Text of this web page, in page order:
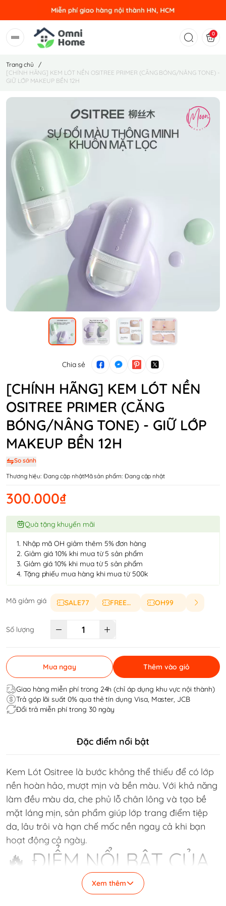
0
Trang chủ
/
[CHÍNH HÃNG] KEM LÓT NỀN OSITREE PRIMER (CĂNG BÓNG/NÂNG TONE) -
GIỮ LỚP MAKEUP BỀN 12H
Chia sẻ
[CHÍNH HÃNG] KEM LÓT NỀN
OSITREE PRIMER (CĂNG
BÓNG/NÂNG TONE) - GIỮ LỚP
MAKEUP BỀN 12H
So sánh
Thương hiệu: Đang cập nhậtMã sản phẩm: Đang cập nhật
300.000₫
Quà tặng khuyến mãi
1. Nhập mã OH giảm thêm 5% đơn hàng
2. Giảm giá 10% khi mua từ 5 sản phẩm
3. Giảm giá 10% khi mua từ 5 sản phẩm
4. Tặng phiếu mua hàng khi mua từ 500k
Mã giảm giá SALE77 FREESHIP OH99
Số lượng
Mua ngay Thêm vào giỏ
Giao hàng miễn phí trong 24h (chỉ áp dụng khu vực nội thành)
Trả góp lãi suất 0% qua thẻ tín dụng Visa, Master, JCB
Đổi trả miễn phí trong 30 ngày
Đặc điểm nổi bật
Kem Lót Ositree là bước không thể thiếu để có lớp
nền hoàn hảo, mượt mịn và bền màu. Với khả năng
làm đều màu da, che phủ lỗ chân lông và tạo bề
mặt láng mịn, sản phẩm giúp lớp trang điểm tiệp
da, lâu trôi và hạn chế mốc nền ngay cả khi bạn
hoạt động cả ngày.
🔥 ĐIỂM NỔI BẬT CỦA
KEM LÓT OSITREE
Xem thêm